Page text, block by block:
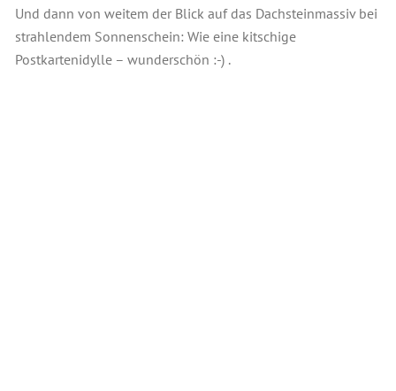
Und dann von weitem der Blick auf das Dachsteinmassiv bei
strahlendem Sonnenschein: Wie eine kitschige
Postkartenidylle – wunderschön :-) .